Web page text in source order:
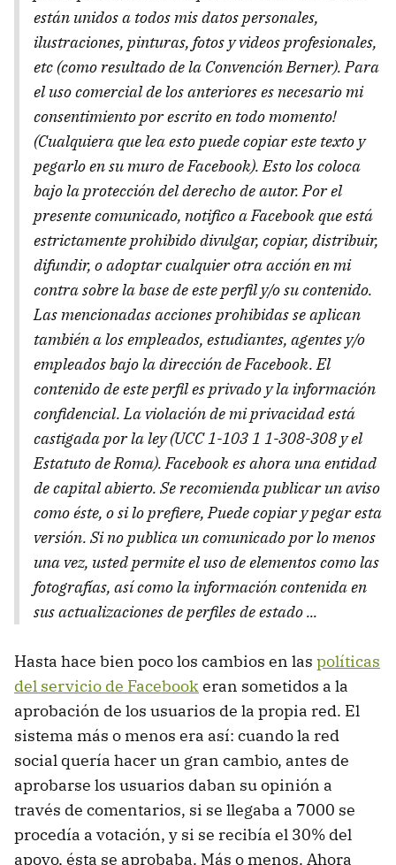
están unidos a todos mis datos personales,
ilustraciones, pinturas, fotos y videos profesionales,
etc (como resultado de la Convención Berner). Para
el uso comercial de los anteriores es necesario mi
consentimiento por escrito en todo momento!
(Cualquiera que lea esto puede copiar este texto y
pegarlo en su muro de Facebook). Esto los coloca
bajo la protección del derecho de autor. Por el
presente comunicado, notifico a Facebook que está
estrictamente prohibido divulgar, copiar, distribuir,
difundir, o adoptar cualquier otra acción en mi
contra sobre la base de este perfil y/o su contenido.
Las mencionadas acciones prohibidas se aplican
también a los empleados, estudiantes, agentes y/o
empleados bajo la dirección de Facebook. El
contenido de este perfil es privado y la información
confidencial. La violación de mi privacidad está
castigada por la ley (UCC 1-103 1 1-308-308 y el
Estatuto de Roma). Facebook es ahora una entidad
de capital abierto. Se recomienda publicar un aviso
como éste, o si lo prefiere, Puede copiar y pegar esta
versión. Si no publica un comunicado por lo menos
una vez, usted permite el uso de elementos como las
fotografías, así como la información contenida en
sus actualizaciones de perfiles de estado ...
Hasta hace bien poco los cambios en las políticas
del servicio de Facebookeran sometidos a la
aprobación de los usuarios de la propia red. El
sistema más o menos era así: cuando la red
social quería hacer un gran cambio, antes de
aprobarse los usuarios daban su opinión a
través de comentarios, si se llegaba a 7000 se
procedía a votación, y si se recibía el 30% del
apoyo, ésta se aprobaba. Más o menos. Ahora